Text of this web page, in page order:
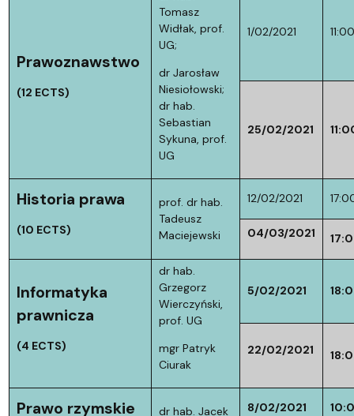
Prawoznawstwo
(12 ECTS)
Tomasz
Widłak, prof.
UG;
dr Jarosław
Niesiołowski;
dr hab.
Sebastian
Sykuna, prof.
UG
1/02/2021 11:00
25/02/2021
Historia prawa
(10 ECTS)
prof. dr hab.
Tadeusz
Maciejewski
12/02/2021
04/03/2021
Informatyka
prawnicza
(4 ECTS)
dr hab.
Grzegorz
Wierczyński,
prof. UG
mgr Patryk
Ciurak
5/02/2021
22/02/2021
Prawo rzymskie
dr hab. Jacek
8/02/2021